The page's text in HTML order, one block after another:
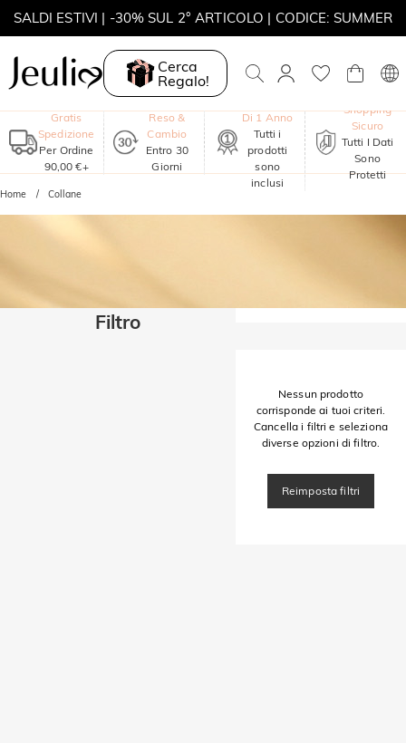
SALDI ESTIVI | -30% SUL 2° ARTICOLO | CODICE: SUMMER
MOVE MY WAY | ACQUISTA 3, COLLANA IN REGALO
Cerca
Regalo!
Gratis
Spedizione
Per Ordine
90,00 €+
Reso &
Cambio
Entro 30
Giorni
Di 1 Anno
Tutti i
prodotti
sono
inclusi
Shopping
Sicuro
Tutti I Dati
Sono
Protetti
Home Collane
Filtro
Nessun prodotto
corrisponde ai tuoi criteri.
Cancella i filtri e seleziona
diverse opzioni di filtro.
Reimposta filtri